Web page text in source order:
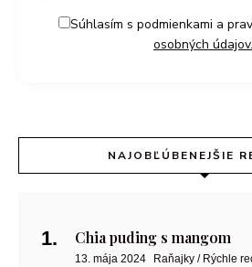
Súhlasím s podmienkami a
osobných údajov.
NAJOBĽÚBENEJŠIE
Chia puding s mangom
13. mája 2024 Raňajky / Rýchle